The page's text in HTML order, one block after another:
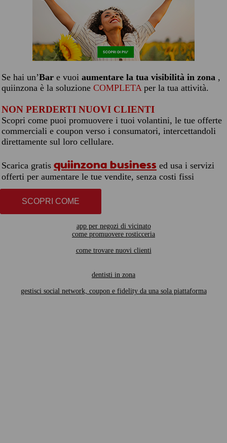
Se hai un’Bar e vuoi aumentare la tua visibilità in zona ,
quiinzona è la soluzione COMPLETAper la tua attività.
NON PERDERTI NUOVI CLIENTI
Scopri come puoi promuovere i tuoi volantini, le tue offerte
commerciali e coupon verso i consumatori, intercettandoli
direttamente sul loro cellulare.
Scarica gratis quiinzona business ed usa i servizi
offerti per aumentare le tue vendite, senza costi fissi
SCOPRI COME
app per negozi di vicinato
come promuovere rosticceria
come trovare nuovi clienti
dentisti in zona
gestisci social network, coupon e fidelity da una sola piattaforma